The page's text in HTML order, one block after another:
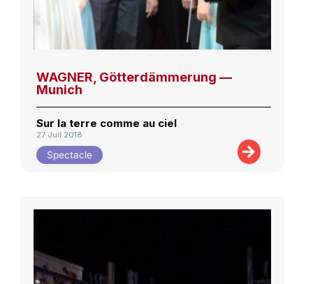
WAGNER, Götterdämmerung —
Munich
Sur la terre comme au ciel
27 Juil 2018
Spectacle